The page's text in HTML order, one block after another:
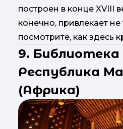
построен в конце XVIII
конечно, привлекает
посмотрите, как здесь
9. Библиотека
Республика
(Африка)